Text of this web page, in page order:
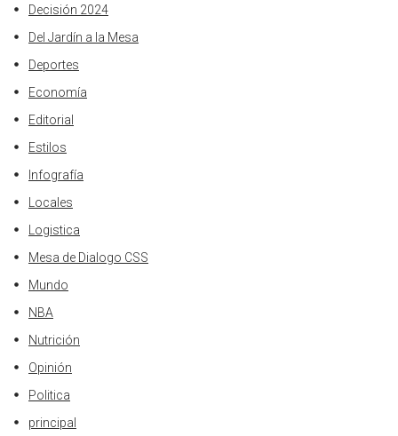
Decisión 2024
Del Jardín a la Mesa
Deportes
Economía
Editorial
Estilos
Infografía
Locales
Logistica
Mesa de Dialogo CSS
Mundo
NBA
Nutrición
Opinión
Politica
principal